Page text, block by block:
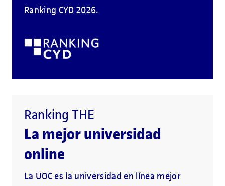
Ranking CYD 2026.
Ranking THE
La mejor universidad
online
La UOC es la universidad en línea mejor